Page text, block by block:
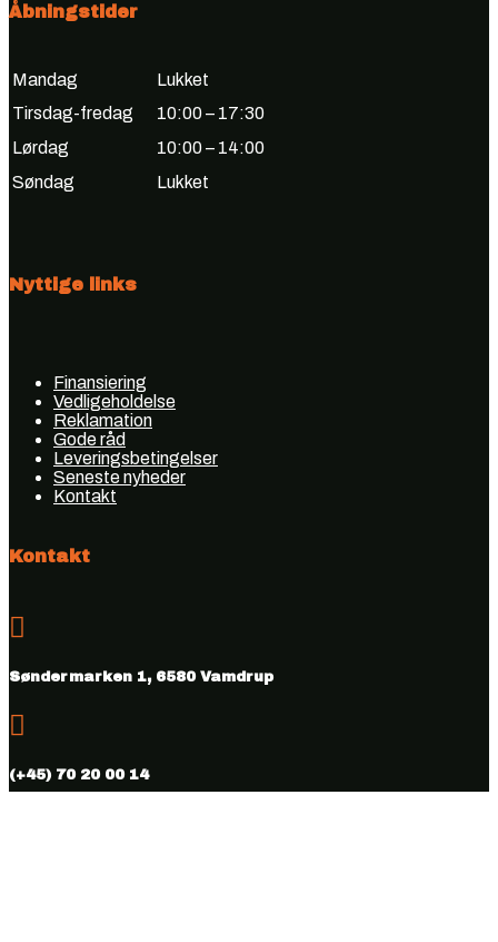
Åbningstider
Mandag
Lukket
Tirsdag-fredag
10:00 – 17:30
Lørdag
10:00 – 14:00
Søndag
Lukket
Nyttige links
Finansiering
Vedligeholdelse
Reklamation
Gode råd
Leveringsbetingelser
Seneste nyheder
Kontakt
Kontakt

Søndermarken 1, 6580 Vamdrup

(+45) 70 20 00 14